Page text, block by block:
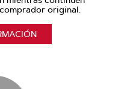
original.